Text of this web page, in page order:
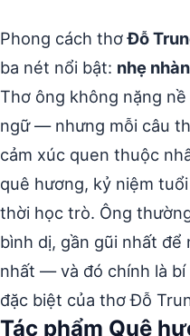
Phong cách thơĐỗ
ba nét nổi bật: nhẹ
Thơ ông không nặng
ngữ — nhưng mỗi câu
cảm xúc quen thuộc
quê hương, kỷ niệm
thời học trò. Ông
bình dị, gần gũi nhất để
nhất — và đó chính là
đặc biệt của thơ Đỗ
Tác phẩm Quê